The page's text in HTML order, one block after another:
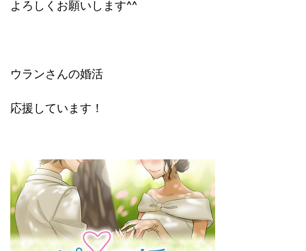
よろしくお願いします^^
ウランさんの婚活
応援しています！